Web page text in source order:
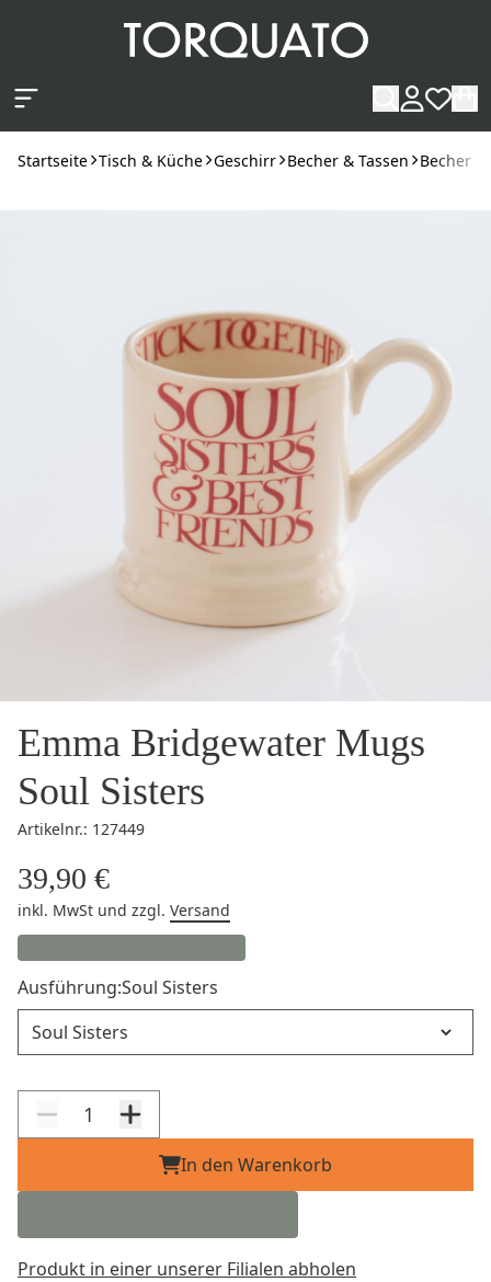
Startseite Tisch & Küche Geschirr Becher & Tassen Becher
Emma Bridgewater Mugs
Soul Sisters
Artikelnr.: 127449
39,90 €
inkl. MwSt und zzgl. Versand
Ausführung:Soul Sisters
In den Warenkorb
Produkt in einer unserer Filialen abholen